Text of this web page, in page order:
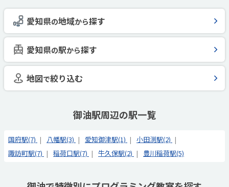
愛知県の地域から探す
愛知県の駅から探す
地図で絞り込む
御油駅周辺の駅一覧
国府駅(7) 八幡駅(3) 愛知御津駅(1)
小田渕駅(2)
諏訪町駅(7)
稲荷口駅(7) 牛久保駅(2) 豊川稲荷駅(5)